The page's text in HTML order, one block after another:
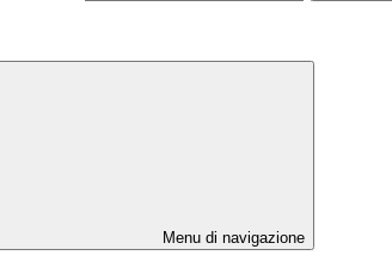
Menu di navigazione